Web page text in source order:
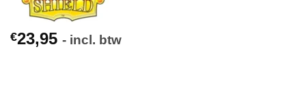
€23,95 - incl. btw